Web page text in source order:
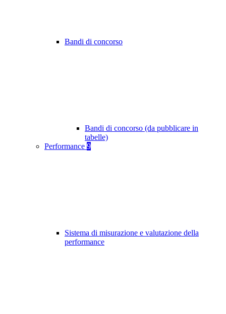
Bandi di concorso
Bandi di concorso (da pubblicare in
tabelle)
Performance 9
Sistema di misurazione e valutazione della
performance